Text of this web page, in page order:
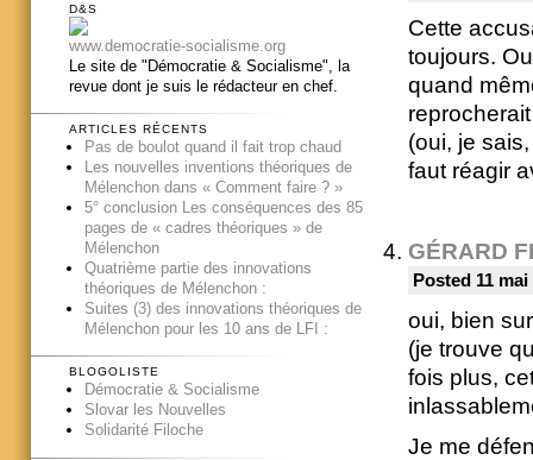
Cette
toujours.
quand
(oui, je
faut réagir
GÉRARD
Posted 11
oui, bien
(je trouve
fois plus,
Je me
D&S
www.democratie-socialisme.org
Le site de "Démocratie & Socialisme", la
revue dont je suis le rédacteur en chef.
ARTICLES RÉCENTS
Pas de boulot quand il fait trop chaud
Les nouvelles inventions théoriques de
Mélenchon dans « Comment faire ? »
5° conclusion Les conséquences des 85
pages de « cadres théoriques » de
Mélenchon
Quatrième partie des innovations
théoriques de Mélenchon :
Suites (3) des innovations théoriques de
Mélenchon pour les 10 ans de LFI :
BLOGOLISTE
Démocratie & Socialisme
Slovar les Nouvelles
Solidarité Filoche